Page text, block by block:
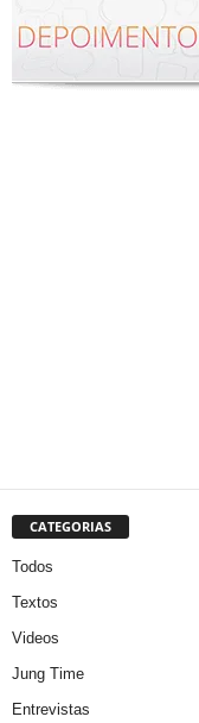
CATEGORIAS
Todos
Textos
Videos
Jung Time
Entrevistas